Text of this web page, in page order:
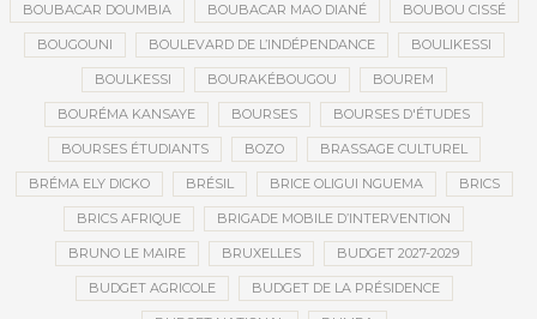
BOUBACAR DOUMBIA BOUBACAR MAO DIANÉ BOUBOU CISSÉ
BOUGOUNI BOULEVARD DE L’INDÉPENDANCE BOULIKESSI
BOULKESSI BOURAKÉBOUGOU BOUREM
BOURÉMA KANSAYE BOURSES BOURSES D'ÉTUDES
BOURSES ÉTUDIANTS BOZO BRASSAGE CULTUREL
BRÉMA ELY DICKO BRÉSIL BRICE OLIGUI NGUEMA BRICS
BRICS AFRIQUE BRIGADE MOBILE D’INTERVENTION
BRUNO LE MAIRE BRUXELLES BUDGET 2027-2029
BUDGET AGRICOLE BUDGET DE LA PRÉSIDENCE